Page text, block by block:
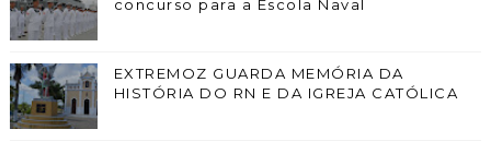
concurso para a Escola Naval
EXTREMOZ GUARDA MEMÓRIA DA
HISTÓRIA DO RN E DA IGREJA CATÓLICA